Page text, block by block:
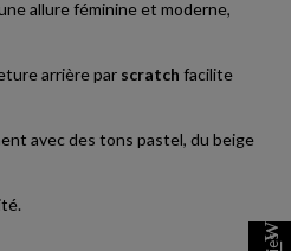
allure féminine et moderne,
arrière par scratch facilite
avec des tons pastel, du beige